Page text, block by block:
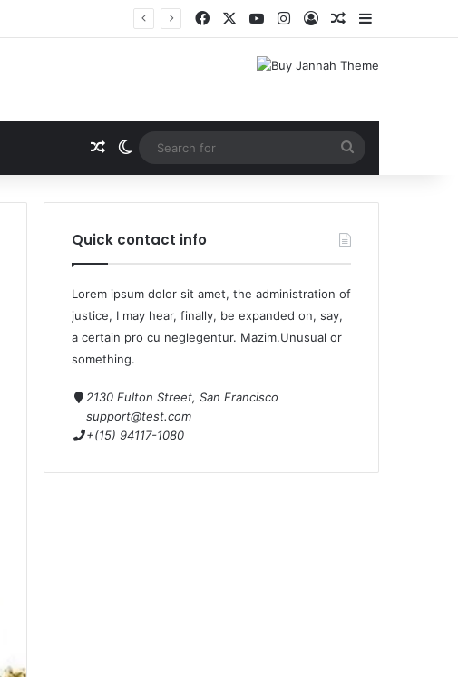
Quick contact info
Lorem ipsum dolor sit amet, the administration of
justice, I may hear, finally, be expanded on, say,
a certain pro cu neglegentur. Mazim.Unusual or
something.
2130 Fulton Street, San Francisco
support@test.com
+(15) 94117-1080